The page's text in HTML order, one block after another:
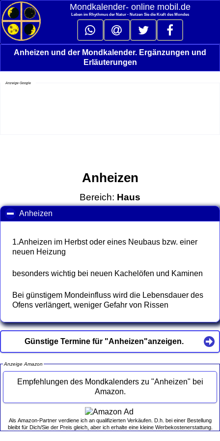
Mondkalender‑ online mobil.de
Leben im Rhythmus der Natur - Nutzen Sie die Kraft des Mondes
Anheizen und der Mondkalender. Ergänzungen und
Erläuterungen
Anzeige Google
Anheizen
Bereich: Haus
Anheizen
1.Anheizen im Herbst oder eines Neubaus bzw. einer
neuen Heizung
besonders wichtig bei neuen Kachelöfen und Kaminen
Bei günstigem Mondeinfluss wird die Lebensdauer des
Ofens verlängert, weniger Gefahr von Rissen
Günstige Termine für "Anheizen"anzeigen.
Anzeige Amazon
Empfehlungen des Mondkalenders zu "Anheizen" bei
Amazon.
Als Amazon-Partner verdiene ich an qualifizierten Verkäufen. D.h. bei einer Bestellung
bleibt für Dich/Sie der Preis gleich, aber ich erhalte eine kleine Werbekostenerstattung.